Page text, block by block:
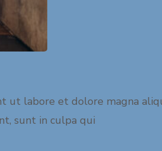
labore et dolore magna
sunt in culpa qui